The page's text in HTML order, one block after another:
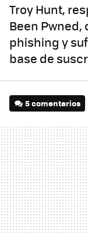
Troy Hunt,
Been Pwned,
phishing y
base de
5 comentarios